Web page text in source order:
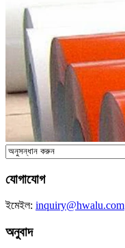
যোগাযোগ
ইমেইল: inquiry@hwalu.com
অনুবাদ